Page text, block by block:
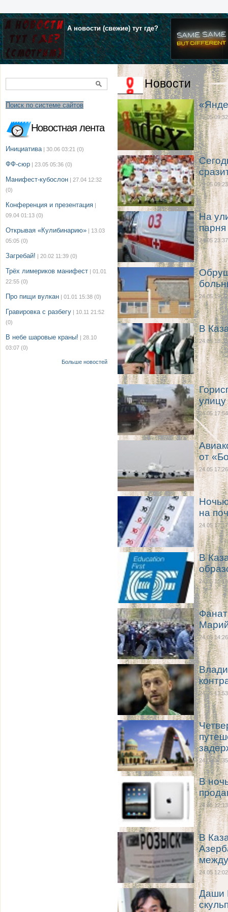
А новости (свежие) тут где?
Поиск по системе сайтов
Новостная лента
Инициатива | 30.06 03:21 (0)
ФФ-сюр | 23.05 05:36 (0)
Манифест-кубослон | 27.04 12:32
(0)
Конференция и презентация |
09.04 01:13 (0)
Открывая «Кулибинарию» | 13.03
05:05 (0)
Загребай! | 20.02 11:39 (0)
Трёх лимериков манифест | 01.01
22:55 (0)
Про пищи вулкан | 01.01 15:38 (0)
Гравировка с разбегу | 10.11 21:52
(0)
В небе шаровые краны! | 28.10
03:07 (0)
Больше новостей
Новости
25.05 09:32
25.05 09:23
На
парня
24.05 23:37
24.05 19:22
В
24.05 18:33
24.05 17:54
от
24.05 17:26
на
24.05 17:17
В
24.05 16:16
24.05 14:26
24.05 13:53
24.05 12:35
В
24.05 12:13
В
24.05 12:02
Даши